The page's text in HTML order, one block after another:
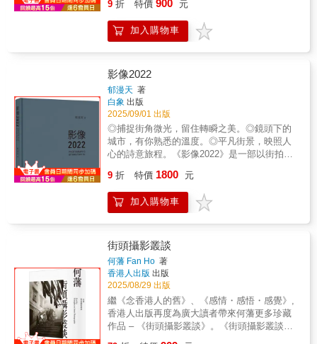
且很特別。不是那種奇怪擺姿勢的模特兒，也
不是接近色情處理的那類照片。我覺得美是絕
對存在的，而且裡面還有我的一些基本元素：
大家感受到把書拿在手上，翻著看，照片是屬
於你的，不是虛無的東西。所有的孤獨和寂
寞，熱情和流浪，和你是沒有距離的。或許，
也因此，你會體會到另一種療癒。這是在另一
條路上的我所希望的。」
作品的身體，持續的省思數位．科技．藝術．
照像。鏡頭造像「點」，人對事物在大環境下
的本質探究。行為動機的源頭。「線」，觀看
現實，專注觀看的毅力；心智壓縮的時空中有
人格、有氣度。「光暈」，大聲的提醒觀者：
拍攝現場，對象的背後有強光。「反光」，對
象的材質不尋常，身體必須移動，才得以主控
作品的詮釋。《拾像圖》創作，試著以攝影的
角度從點、線、面、色、形的視覺語言，以及
光暈、反光的光學現象，哲思靜態影像在框、
時間、焦點以及平面性美學的現況與未來。
「照像畫」的質感《拾像圖》的作品（96公分
四方並置而成。個別影像透過軟體後製，先淡
化環境的資訊，再「極簡」其外貌。作品的對
象，艷彩寫實，結構繁複，不紀實，突顯對象
點、線、面、色、形的視覺特徵。面對作品，
視線由下往上，由上往下滑動的節奏，猶如即
興爵士樂般的視覺韻律在心底遊蕩。彩色畫面
的左下角，左上角，以及約八分之一大小、平
整、空白內容的白頁面，虛虛實實的和大圖對
應。空白內容的無，對折。昂然自得的色彩，
對疊。凹凸的折紋對峙優美的心智，不作現實
世界的區隔，而是生活印象、視覺記憶斷裂的
痕跡。視覺的次序流動了。藝術的質感被綿密
9 折 特價 900 元
加入購物車
影像2022
郁漫天 著
白象 出版
2025/09/01 出版
◎捕捉街角微光，留住轉瞬之美。◎鏡頭下的
城市，有你熟悉的溫度。◎平凡街景，映照人
心的詩意旅程。《影像2022》是一部以街拍為
年多時間裡拍攝的近三百幅作品精選。作者以
建築專業的背景與敏銳的觀察力，將日常街頭
的光影、人物與場景凝結於瞬間，展現了城市
那些稍縱即逝卻富含故事的片刻。透過鏡頭，
我們看見形形色色的人群，感受流動的時光與
不經意的美感，也窺見作者對生活的細膩體
悟。這本攝影集不僅是影像的集合，更是情感
與記憶的編織，讓觀者在翻閱之間，與城市、
與人、與自己對話。對於熱愛攝影、關注生活
細節或希望透過影像感受人間百態的讀者而
言，這是一部值得細細品味的佳作。◎代理經
9 折 特價 1800 元
加入購物車
街頭攝影叢談
何藩 Fan Ho 著
香港人出版 出版
2025/08/29 出版
繼《念香港人的舊》、《感情・感悟・感覺》,
香港人出版再度為廣大讀者帶來何藩更多珍藏
作品 – 《街頭攝影叢談》。《街頭攝影叢談》